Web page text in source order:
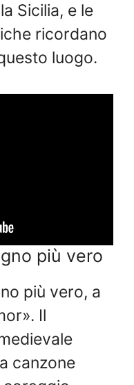
Sicilia, e le
ricordano
luogo.
più vero
più vero, a
Il
canzone